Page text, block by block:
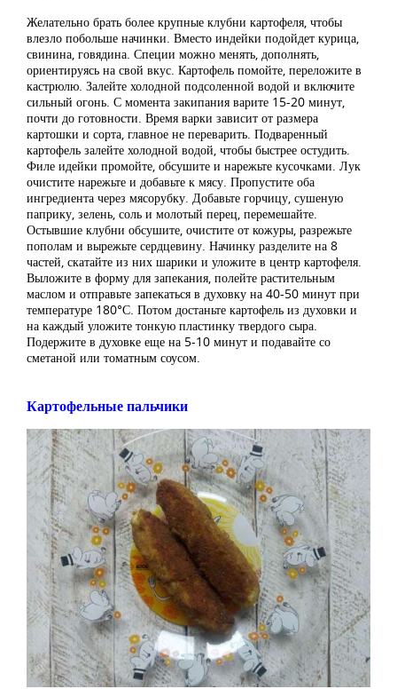
Желательно брать более крупные клубни картофеля, чтобы
влезло побольше начинки. Вместо индейки подойдет курица,
свинина, говядина. Специи можно менять, дополнять,
ориентируясь на свой вкус. Картофель помойте, переложите в
кастрюлю. Залейте холодной подсоленной водой и включите
сильный огонь. С момента закипания варите 15-20 минут,
почти до готовности. Время варки зависит от размера
картошки и сорта, главное не переварить. Подваренный
картофель залейте холодной водой, чтобы быстрее остудить.
Филе идейки промойте, обсушите и нарежьте кусочками. Лук
очистите нарежьте и добавьте к мясу. Пропустите оба
ингредиента через мясорубку. Добавьте горчицу, сушеную
паприку, зелень, соль и молотый перец, перемешайте.
Остывшие клубни обсушите, очистите от кожуры, разрежьте
пополам и вырежьте сердцевину. Начинку разделите на 8
частей, скатайте из них шарики и уложите в центр картофеля.
Выложите в форму для запекания, полейте растительным
маслом и отправьте запекаться в духовку на 40-50 минут при
температуре 180°С. Потом достаньте картофель из духовки и
на каждый уложите тонкую пластинку твердого сыра.
Подержите в духовке еще на 5-10 минут и подавайте со
сметаной или томатным соусом.
Картофельные пальчики